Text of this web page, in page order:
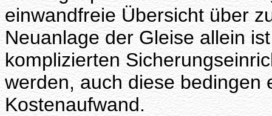
einwandfreie Übersicht über
Neuanlage der Gleise allein
komplizierten
werden, auch diese bedingen
Kostenaufwand.